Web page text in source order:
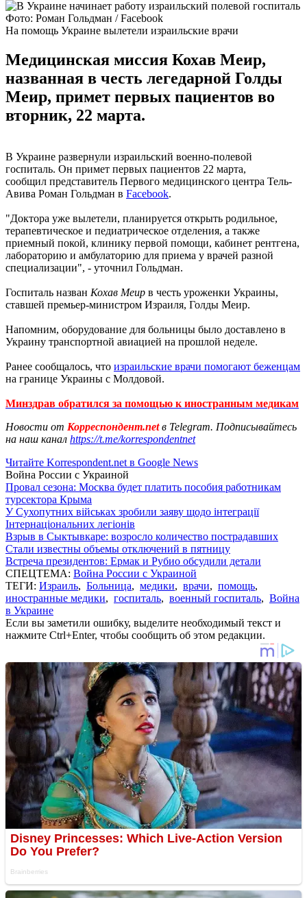
Фото: Роман Гольдман / Facebook
На помощь Украине вылетели израильские врачи
Медицинская миссия Кохав Меир,
названная в честь легедарной Голды
Меир, примет первых пациентов во
вторник, 22 марта.
В Украине развернули израильский военно-полевой
госпиталь. Он примет первых пациентов 22 марта,
сообщил представитель Первого медицинского центра Тель-
Авива Роман Гольдман в Facebook.
"Доктора уже вылетели, планируется открыть родильное,
терапевтическое и педиатрическое отделения, а также
приемный покой, клинику первой помощи, кабинет рентгена,
лабораторию и амбулаторию для приема у врачей разной
специализации", - уточнил Гольдман.
Госпиталь назван Кохав Меир в честь уроженки Украины,
ставшей премьер-министром Израиля, Голды Меир.
Напомним, оборудование для больницы было доставлено в
Украину транспортной авиацией на прошлой неделе.
Ранее сообщалось, что израильские врачи помогают беженцам
на границе Украины с Молдовой.
Минздрав обратился за помощью к иностранным медикам
Новости от Корреспондент.netв Telegram. Подписывайтесь
на наш канал https://t.me/korrespondentnet
Читайте Korrespondent.net в Google News
Война России с Украиной
Провал сезона: Москва будет платить пособия работникам
турсектора Крыма
У Сухопутних військах зробили заяву щодо інтеграції
Інтернаціональних легіонів
Взрыв в Сыктывкаре: возросло количество пострадавших
Стали известны объемы отключений в пятницу
Встреча президентов: Ермак и Рубио обсудили детали
СПЕЦТЕМА: Война России с Украиной
ТЕГИ: Израиль, Больница, медики, врачи, помощь,
иностранные медики, госпиталь, военный госпиталь, Война
в Украине
Если вы заметили ошибку, выделите необходимый текст и
нажмите Ctrl+Enter, чтобы сообщить об этом редакции.